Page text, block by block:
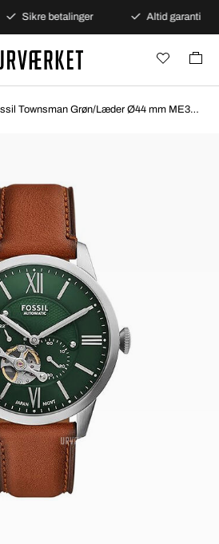
Sikre betalinger Altid garanti
Fossil Townsman Grøn/Læder Ø44 mm ME3265